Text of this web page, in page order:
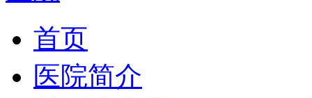
首页
医院简介